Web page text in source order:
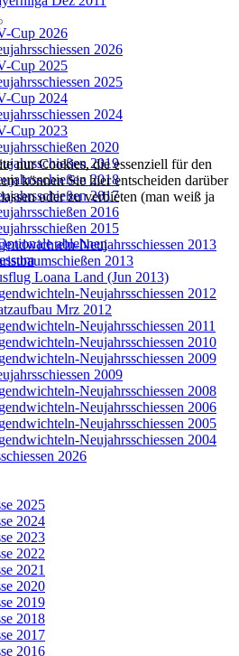
Cup 2026
2026
Cup 2025
2025
Cup 2024
2024
Cup 2023
2020
2019
2018
2017
2016
2015
Neujahrsschiessen 2013
2013
Loana Land (Jun 2013)
Neujahrsschiessen 2012
Mrz 2012
Neujahrsschiessen 2011
Neujahrsschiessen 2010
Neujahrsschiessen 2009
2009
Neujahrsschiessen 2008
Neujahrsschiessen 2006
Neujahrsschiessen 2005
Neujahrsschiessen 2004
2026
2025
2024
2023
2022
2021
2020
2019
2018
2017
2016
nur Cookies, die essenziell für den
können Sie hier entscheiden darüber
oder zu verbieten (man weiß ja
ablehnen